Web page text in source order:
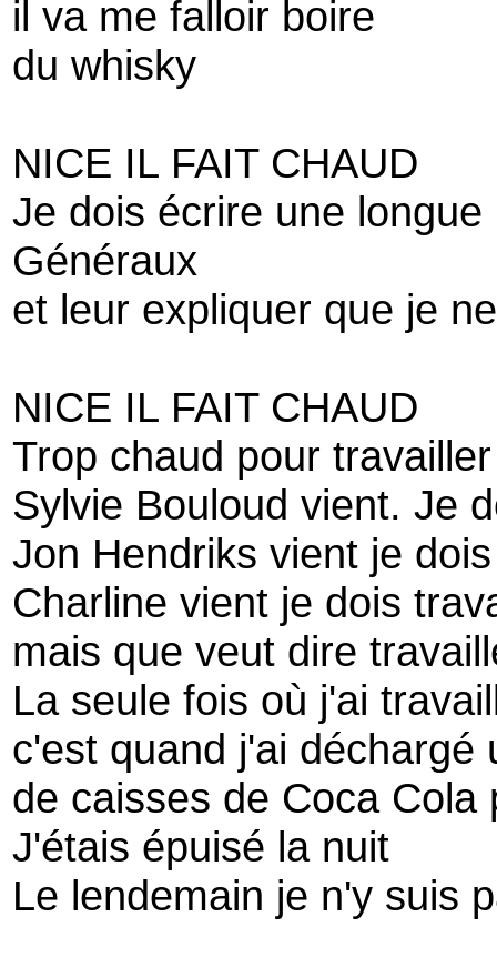
il va me falloir boire
du whisky
NICE IL FAIT CHAUD
Je dois écrire une
Généraux
et leur expliquer que je
NICE IL FAIT CHAUD
Trop chaud pour travailler
Sylvie Bouloud vient. Je
Jon Hendriks vient je
Charline vient je dois
mais que veut dire
La seule fois où j'ai
c'est quand j'ai déchargé
de caisses de Coca
J'étais épuisé la nuit
Le lendemain je n'y suis